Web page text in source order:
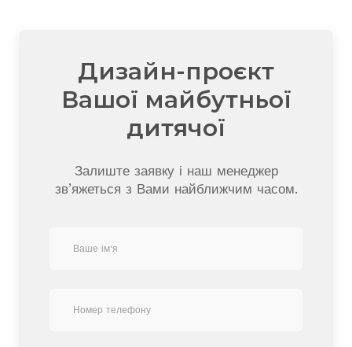
Дизайн-проєкт
Вашої майбутньої
дитячої
Залиште заявку і наш менеджер
зв’яжеться з Вами найближчим часом.